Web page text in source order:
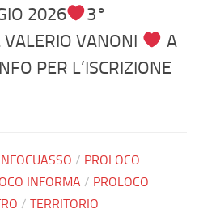
2026
3°
VANONI
A
PER L’ISCRIZIONE
/ PROLOCO
INFORMA / PROLOCO
/ TERRITORIO